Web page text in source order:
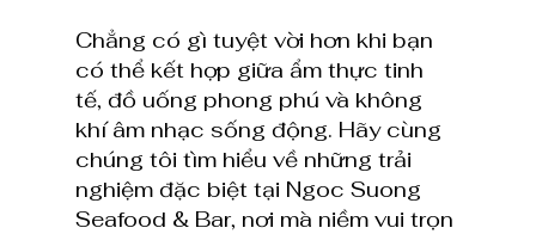
Chẳng có gì tuyệt vời hơn khi bạn
có thể kết hợp giữa ẩm thực tinh
tế, đồ uống phong phú và không
khí âm nhạc sống động. Hãy cùng
chúng tôi tìm hiểu về những trải
nghiệm đặc biệt tại Ngoc Suong
Seafood & Bar, nơi mà niềm vui trọn